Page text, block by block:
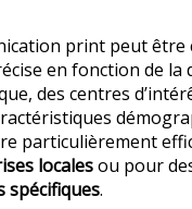
print peut être
en fonction de
des centres
particulièrement
localesou pour
spécifiques.